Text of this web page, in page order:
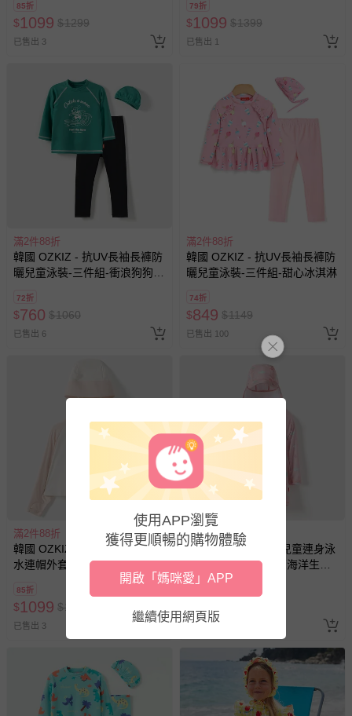
85折
$1099 $1299
已售出 3
79折
$1099 $1399
已售出 1
滿2件88折
韓國 OZKIZ - 抗UV長袖長褲防
曬兒童泳裝-三件組-衝浪狗狗-
72折
$760 $1060
已售出 6
滿2件88折
韓國 OZKIZ - 抗UV長袖長褲防
曬兒童泳裝-三件組-甜心冰淇淋
74折
$849 $1149
已售出 100
滿2件88折
韓國 OZKIZ - 抗UV遮陽防曬玩
水連帽外套-象牙白X淺粉
85折
$1099 $1299
已售出 3
滿2件88折
韓國 OZKIZ - 抗UV兒童連身泳
裝/遮脖泳帽Set-萌萌海洋生物-
粉
1049
已售出 5
使用APP瀏覽
獲得更順暢的購物體驗
開啟「媽咪愛」APP
繼續使用網頁版